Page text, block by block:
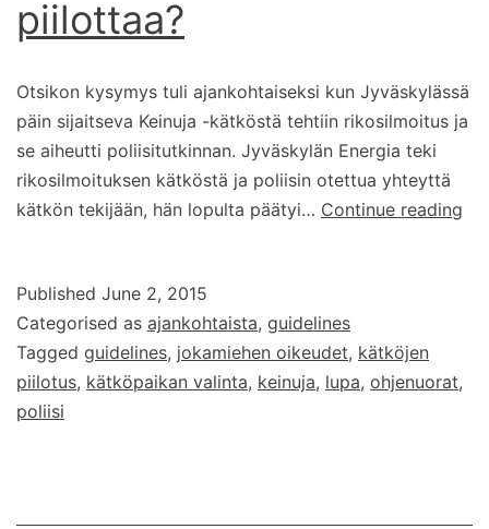
piilottaa?
Otsikon kysymys tuli ajankohtaiseksi kun Jyväskylässä
päin sijaitseva Keinuja -kätköstä tehtiin rikosilmoitus ja
se aiheutti poliisitutkinnan. Jyväskylän Energia teki
rikosilmoituksen kätköstä ja poliisin otettua yhteyttä
kätkön tekijään, hän lopulta päätyi… Continue reading
Published June 2, 2015
Categorised as ajankohtaista, guidelines
Tagged guidelines, jokamiehen oikeudet, kätköjen
piilotus, kätköpaikan valinta, keinuja, lupa, ohjenuorat,
poliisi